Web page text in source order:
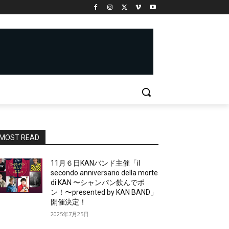
READ
11月６日KANバンド主催「il
secondo anniversario della morte
di KAN 〜シャンパン飲んでポ
ン！〜presented by KAN BAND」
開催決定！
2025年7月25日